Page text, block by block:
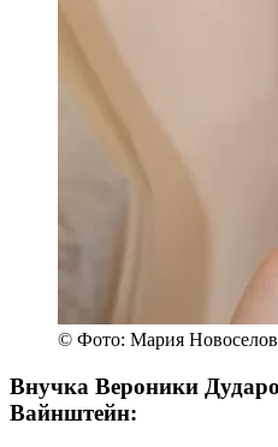
© Фото: Мария
Внучка Вероники
Вайнштейн: